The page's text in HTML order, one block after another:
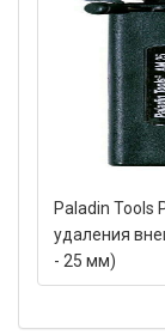
Paladin Tools
удаления
- 25 мм)